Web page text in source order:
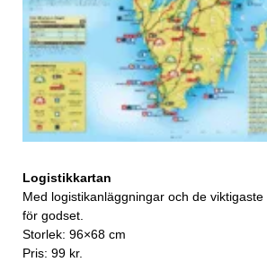
Logistikkartan
Med logistikanläggningar och de
för godset.
Storlek: 96×68 cm
Pris: 99 kr.